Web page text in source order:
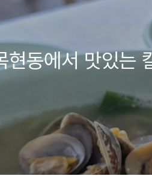
동에서 맛있는